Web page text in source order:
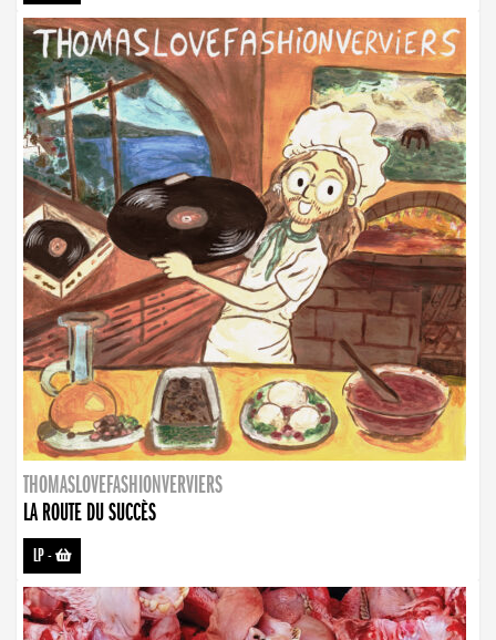
THOMASLOVEFASHIONVERVIERS
LA ROUTE DU SUCCÈS
LP-